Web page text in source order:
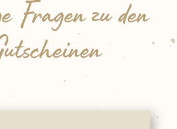
Fragen zu den